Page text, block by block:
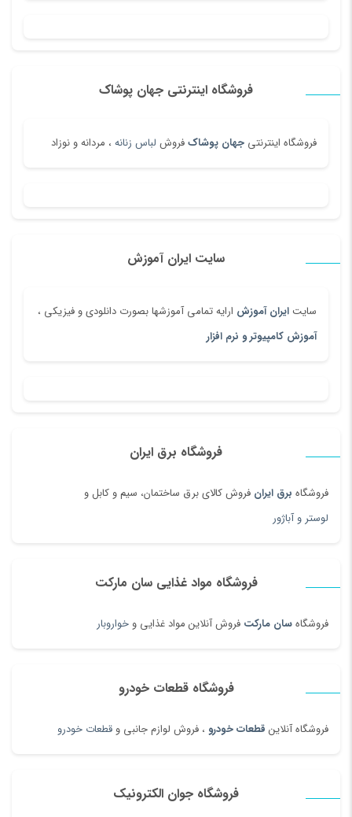
فروشگاه اینترنتی جهان پوشاک
فروشگاه اینترنتی جهان پوشاکفروش لباس زنانه ، مردانه و نوزاد
سایت ایران آموزش
سایت ایران آموزش ارایه تمامی آموزشها بصورت دانلودی و فیزیکی ،
آموزش کامپیوتر و نرم افزار
فروشگاه برق ایران
فروشگاه برق ایران فروش کالای برق ساختمان، سیم و کابل و
لوستر و آباژور
فروشگاه مواد غذایی سان مارکت
فروشگاهسان مارکت فروش آنلاین مواد غذایی و خواروبار
فروشگاه قطعات خودرو
فروشگاه آنلاین قطعات خودرو ، فروش لوازم جانبی و قطعات خودرو
فروشگاه جوان الکترونیک